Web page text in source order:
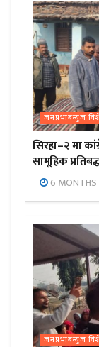
जनप्रभाबन्युज
सिरहा–२ मा
सामूहिक
6
जनप्रभाबन्युज